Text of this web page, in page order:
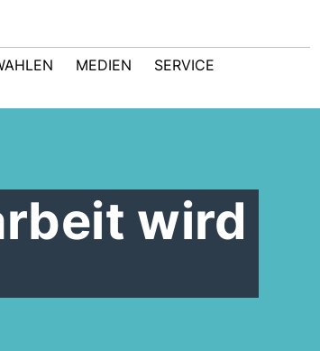
MEDIEN SERVICE
wird